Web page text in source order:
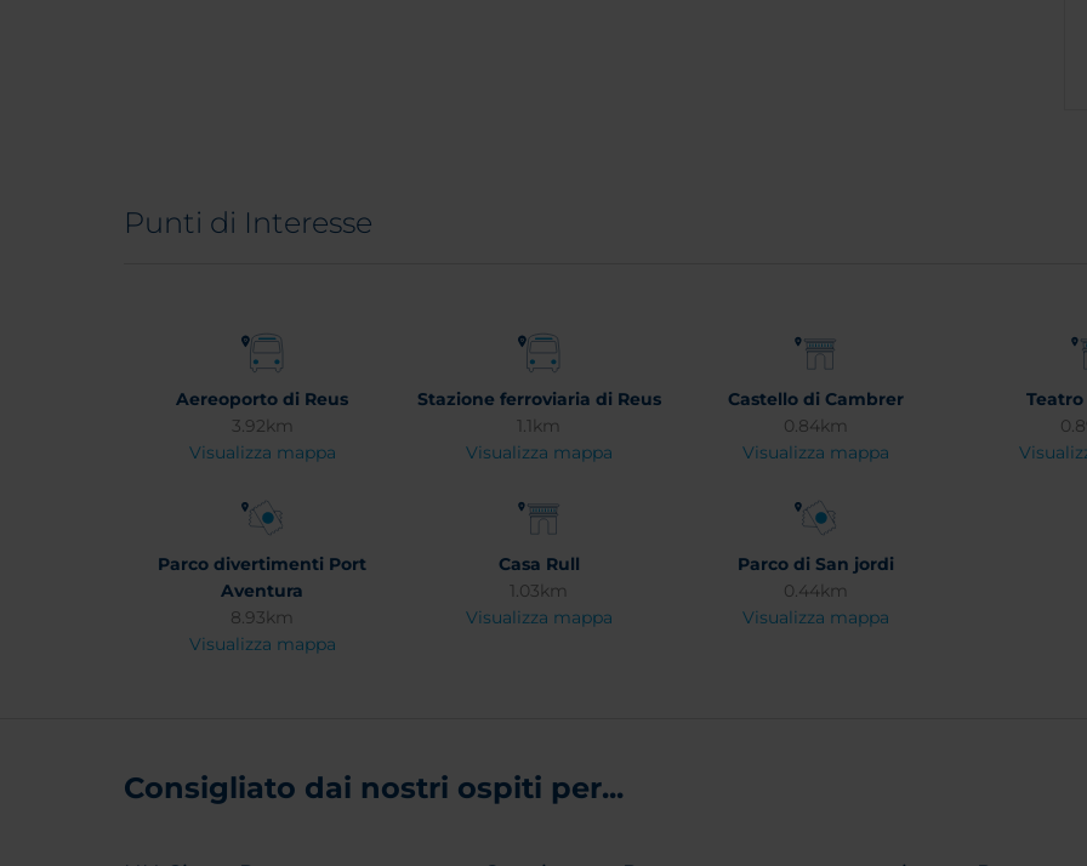
Punti di Interesse
Aereoporto di Reus
3.92km
Visualizza mappa
Stazione ferroviaria di Reus
1.1km
Visualizza mappa
Castello di Cambrer
0.84km
Visualizza mappa
Parco divertimenti Port
Aventura
8.93km
Visualizza mappa
Casa Rull
1.03km
Visualizza mappa
Parco di San jordi
0.44km
Visualizza mappa
Consigliato dai nostri ospiti per...